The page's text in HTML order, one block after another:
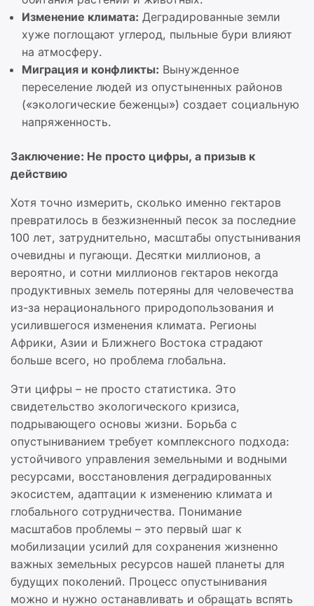
Изменение климата: Деградированные земли
хуже поглощают углерод, пыльные бури влияют
на атмосферу.
Миграция и конфликты: Вынужденное
переселение людей из опустыненных районов
(«экологические беженцы») создает социальную
напряженность.
Заключение: Не просто цифры, а призыв к
действию
Хотя точно измерить, сколько именно гектаров
превратилось в безжизненный песок за последние
100 лет, затруднительно, масштабы опустынивания
очевидны и пугающи. Десятки миллионов, а
вероятно, и сотни миллионов гектаров некогда
продуктивных земель потеряны для человечества
из-за нерационального природопользования и
усилившегося изменения климата. Регионы
Африки, Азии и Ближнего Востока страдают
больше всего, но проблема глобальна.
Эти цифры – не просто статистика. Это
свидетельство экологического кризиса,
подрывающего основы жизни. Борьба с
опустыниванием требует комплексного подхода:
устойчивого управления земельными и водными
ресурсами, восстановления деградированных
экосистем, адаптации к изменению климата и
глобального сотрудничества. Понимание
масштабов проблемы – это первый шаг к
мобилизации усилий для сохранения жизненно
важных земельных ресурсов нашей планеты для
будущих поколений. Процесс опустынивания
можно и нужно останавливать и обращать вспять